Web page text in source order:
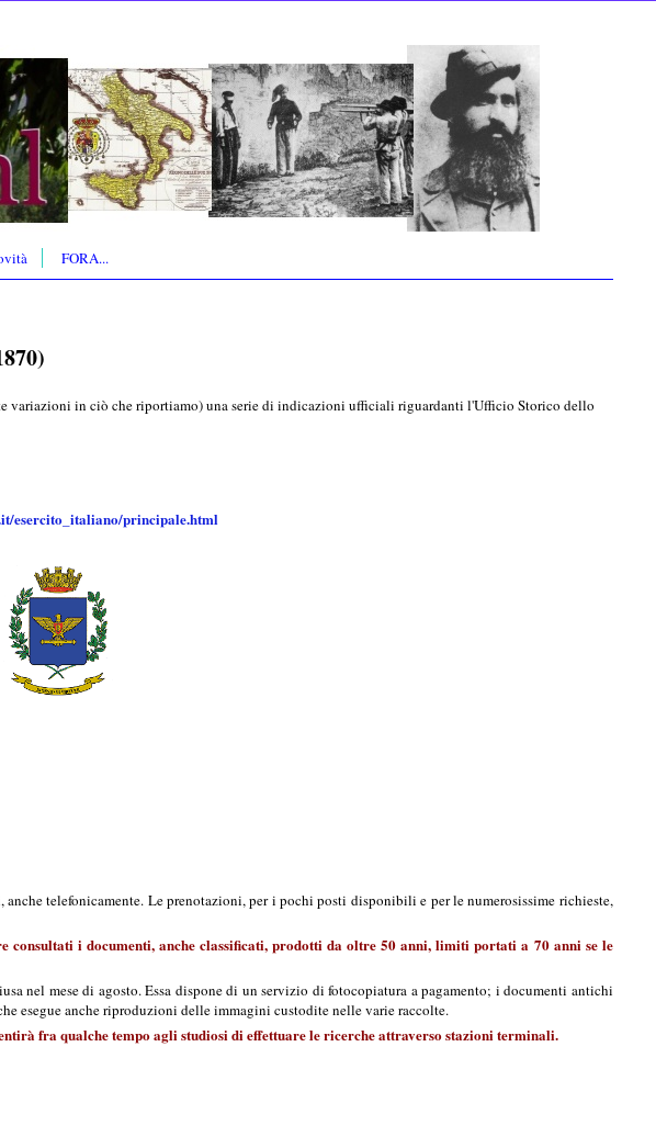
FORA...
variazioni in ciò che riportiamo) una serie di indicazioni ufficiali riguardanti l'Ufficio Storico dello
esercito_italiano/principale.html
telefonicamente. Le prenotazioni, per i pochi posti disponibili e per le numerosissime richieste,
consultati i documenti, anche classificati, prodotti da oltre 50 anni, limiti portati a 70 anni se le
nel mese di agosto. Essa dispone di un servizio di fotocopiatura a pagamento; i documenti antichi
esegue anche riproduzioni delle immagini custodite nelle varie raccolte.
fra qualche tempo agli studiosi di effettuare le ricerche attraverso stazioni terminali.